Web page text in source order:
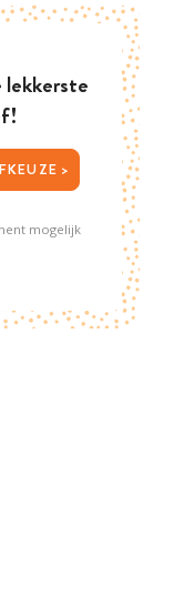
lekkerste
JOUW NIEUWSBRIEFKEUZE >
mogelijk